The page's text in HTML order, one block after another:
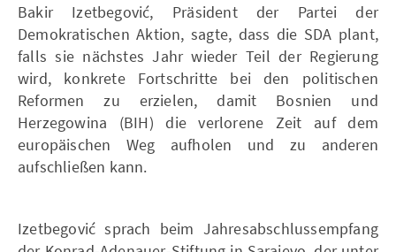
Bakir Izetbegović, Präsident der Partei der
Demokratischen Aktion, sagte, dass die SDA plant,
falls sie nächstes Jahr wieder Teil der Regierung
wird, konkrete Fortschritte bei den politischen
Reformen zu erzielen, damit Bosnien und
Herzegowina (BIH) die verlorene Zeit auf dem
europäischen Weg aufholen und zu anderen
aufschließen kann.
Izetbegović sprach beim Jahresabschlussempfang